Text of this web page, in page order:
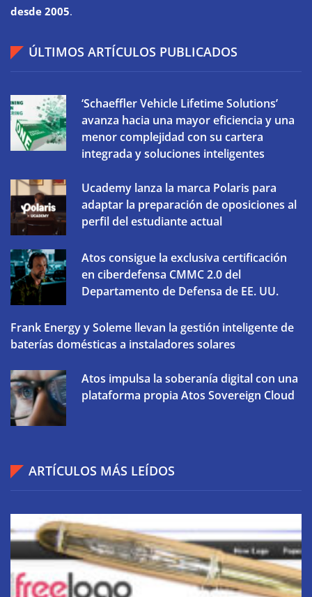
desde 2005.
ÚLTIMOS ARTÍCULOS PUBLICADOS
‘Schaeffler Vehicle Lifetime Solutions’
avanza hacia una mayor eficiencia y una
menor complejidad con su cartera
integrada y soluciones inteligentes
Ucademy lanza la marca Polaris para
adaptar la preparación de oposiciones al
perfil del estudiante actual
Atos consigue la exclusiva certificación
en ciberdefensa CMMC 2.0 del
Departamento de Defensa de EE. UU.
Frank Energy y Soleme llevan la gestión inteligente de
baterías domésticas a instaladores solares
Atos impulsa la soberanía digital con una
plataforma propia Atos Sovereign Cloud
ARTÍCULOS MÁS LEÍDOS